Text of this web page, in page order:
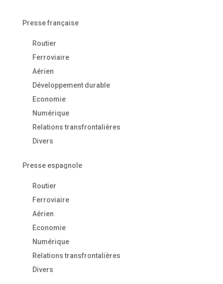
Presse française
Routier
Ferroviaire
Aérien
Développement durable
Economie
Numérique
Relations transfrontalières
Divers
Presse espagnole
Routier
Ferroviaire
Aérien
Economie
Numérique
Relations transfrontalières
Divers